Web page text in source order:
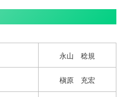
永山 稔規
槇原 充宏